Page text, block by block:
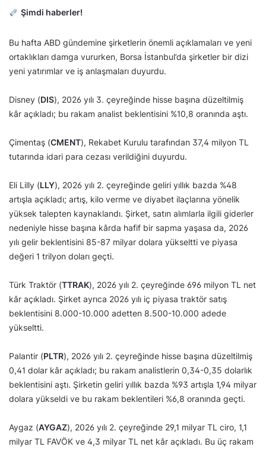
Şimdi haberler!
Bu hafta ABD gündemine şirketlerin önemli açıklamaları ve yeni
ortaklıkları damga vururken, Borsa İstanbul’da şirketler bir dizi
yeni yatırımlar ve iş anlaşmaları duyurdu.
Disney (DIS), 2026 yılı 3. çeyreğinde hisse başına düzeltilmiş
kâr açıkladı; bu rakam analist beklentisini %10,8 oranında aştı.
Çimentaş (CMENT), Rekabet Kurulu tarafından 37,4 milyon TL
tutarında idari para cezası verildiğini duyurdu.
Eli Lilly (LLY), 2026 yılı 2. çeyreğinde geliri yıllık bazda %48
artışla açıkladı; artış, kilo verme ve diyabet ilaçlarına yönelik
yüksek talepten kaynaklandı. Şirket, satın alımlarla ilgili giderler
nedeniyle hisse başına kârda hafif bir sapma yaşasa da, 2026
yılı gelir beklentisini 85-87 milyar dolara yükseltti ve piyasa
değeri 1 trilyon doları geçti.
Türk Traktör (TTRAK), 2026 yılı 2. çeyreğinde 696 milyon TL net
kâr açıkladı. Şirket ayrıca 2026 yılı iç piyasa traktör satış
beklentisini 8.000-10.000 adetten 8.500-10.000 adede
yükseltti.
Palantir (PLTR), 2026 yılı 2. çeyreğinde hisse başına düzeltilmiş
0,41 dolar kâr açıkladı; bu rakam analistlerin 0,34-0,35 dolarlık
beklentisini aştı. Şirketin geliri yıllık bazda %93 artışla 1,94 milyar
dolara yükseldi ve bu rakam beklentileri %6,8 oranında geçti.
Aygaz (AYGAZ), 2026 yılı 2. çeyreğinde 29,1 milyar TL ciro, 1,1
milyar TL FAVÖK ve 4,3 milyar TL net kâr açıkladı. Bu üç rakam